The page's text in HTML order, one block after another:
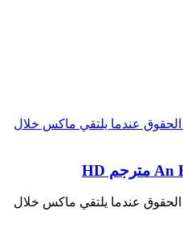
الحقوق عندما يلتقي ماكس خلال
الحقوق عندما يلتقي ماكس خلال